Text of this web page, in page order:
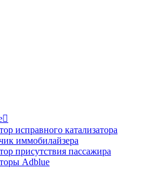

исправного катализатора
иммобилайзера
присутствия пассажира
Adblue